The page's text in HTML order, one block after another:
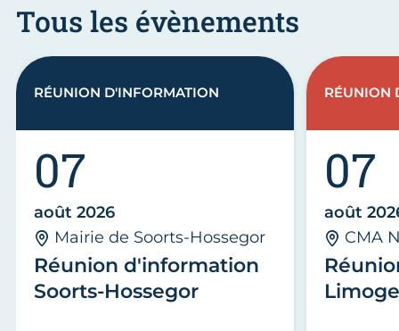
Tous les évènements
Réunion d'information
Soorts-Hossegor
07
août 2026
Mairie de Soorts-Hossegor
RÉUNION D'INFORMATION
07
août
CMA
RÉUNION